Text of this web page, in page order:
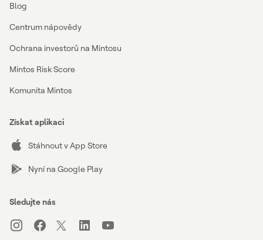
Blog
Centrum nápovědy
Ochrana investorů na Mintosu
Mintos Risk Score
Komunita Mintos
Získat aplikaci
Stáhnout v App Store
Nyní na Google Play
Sledujte nás